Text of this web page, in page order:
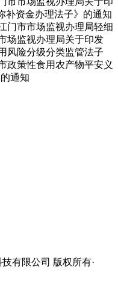
补资金办理法子》的通知
门市市场监视办理局轻细
场监视办理局关于印发
风险分级分类监管法子
政策性食用农产物平安义
通知
有限公司 版权所有·